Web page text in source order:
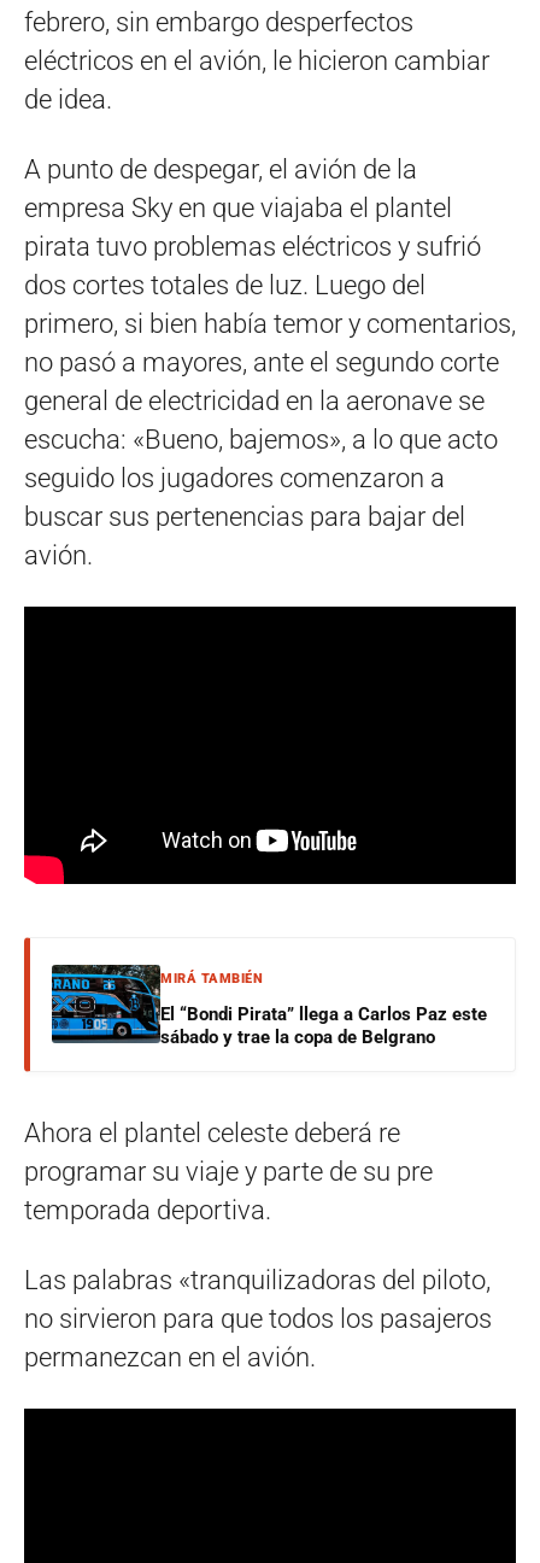
febrero, sin embargo desperfectos
eléctricos en el avión, le hicieron cambiar
de idea.
A punto de despegar, el avión de la
empresa Sky en que viajaba el plantel
pirata tuvo problemas eléctricos y sufrió
dos cortes totales de luz. Luego del
primero, si bien había temor y comentarios,
no pasó a mayores, ante el segundo corte
general de electricidad en la aeronave se
escucha: «Bueno, bajemos», a lo que acto
seguido los jugadores comenzaron a
buscar sus pertenencias para bajar del
avión.
MIRÁ TAMBIÉN
El “Bondi Pirata” llega a Carlos Paz este
sábado y trae la copa de Belgrano
Ahora el plantel celeste deberá re
programar su viaje y parte de su pre
temporada deportiva.
Las palabras «tranquilizadoras del piloto,
no sirvieron para que todos los pasajeros
permanezcan en el avión.